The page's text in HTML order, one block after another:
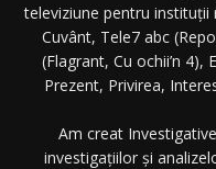
televiziune pentru instituții
Cuvânt, Tele7 abc
(Flagrant, Cu ochii’n 4),
Prezent, Privirea,
Am creat
investigațiilor și